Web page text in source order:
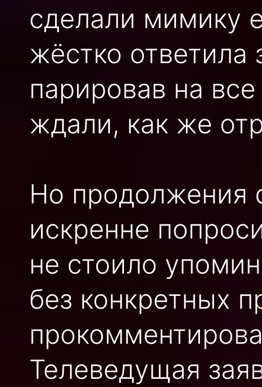
сделали мимику
жёстко ответила
парировав на
ждали, как же
Но продолжения
искренне
не стоило
без конкретных
Телеведущая